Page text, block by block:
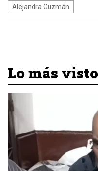
Alejandra Guzmán
Lo más visto